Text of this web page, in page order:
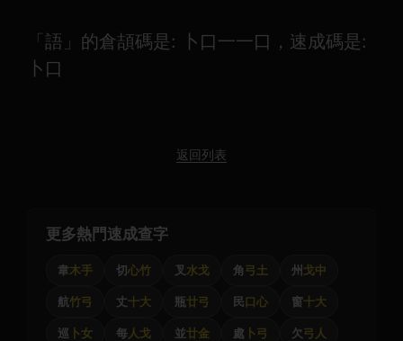
「語」的倉頡碼是: 卜口一一口，速成碼是:
卜口
返回列表
更多熱門速成查字
韋木手 切心竹 叉 水戈 角弓土 州 戈中
航竹弓 丈十大 瓶廿弓 民口心 窗十大
巡 卜女 每人戈 並廿金 處 卜弓 欠弓人